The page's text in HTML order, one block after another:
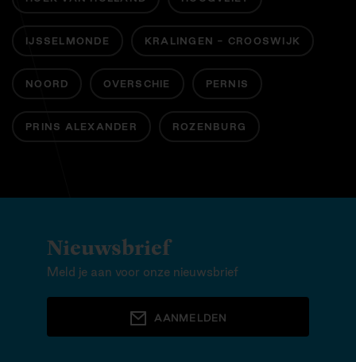
IJSSELMONDE KRALINGEN - CROOSWIJK
NOORD OVERSCHIE PERNIS
PRINS ALEXANDER ROZENBURG
Nieuwsbrief
Meld je aan voor onze nieuwsbrief
AANMELDEN